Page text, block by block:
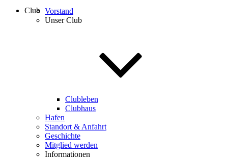
Club Vorstand
Unser Club
Clubleben
Clubhaus
Hafen
Standort & Anfahrt
Geschichte
Mitglied werden
Informationen